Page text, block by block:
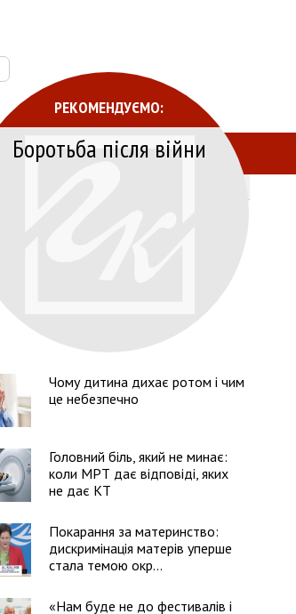
РЕКОМЕНДУЄМО:
Боротьба після війни
Чому дитина дихає ротом і чим
це небезпечно
Головний біль, який не минає:
коли МРТ дає відповіді, яких
не дає КТ
Покарання за материнство:
дискримінація матерів уперше
стала темою окр...
«Нам буде не до фестивалів і